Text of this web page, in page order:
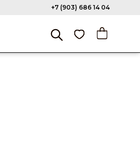
+7 (903) 686 14 04